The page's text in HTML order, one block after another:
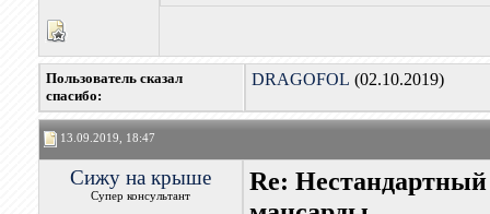
Пользователь сказал
cпасибо:
DRAGOFOL (02.10.2019)
13.09.2019, 18:47
Сижу на крыше
Супер консультант
Re: